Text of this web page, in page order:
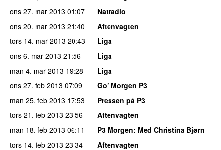
ons 27. mar 2013 01:07
Natradio
ons 20. mar 2013 21:40
Aftenvagten
tors 14. mar 2013 20:43
Liga
ons 6. mar 2013 21:56
Liga
man 4. mar 2013 19:28
Liga
ons 27. feb 2013 07:09
Go’ Morgen P3
man 25. feb 2013 17:53
Pressen på P3
tors 21. feb 2013 23:56
Aftenvagten
man 18. feb 2013 06:11 P3 Morgen: Med Christina Bjørn
tors 14. feb 2013 23:34
Aftenvagten